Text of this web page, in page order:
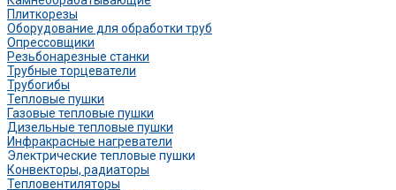
Плиткорезы
Оборудование для обработки труб
Опрессовщики
Резьбонарезные станки
Трубные торцеватели
Трубогибы
Тепловые пушки
Газовые тепловые пушки
Дизельные тепловые пушки
Инфракрасные нагреватели
Электрические тепловые пушки
Конвекторы, радиаторы
Тепловентиляторы